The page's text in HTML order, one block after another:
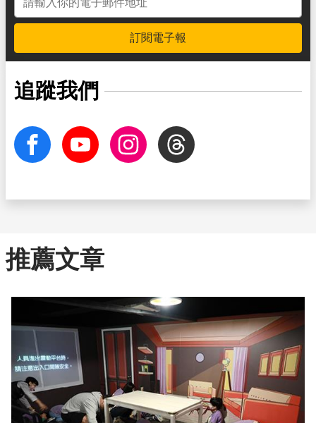
訂閱電子報
追蹤我們
facebook Youtube InstagramThreads
推薦文章